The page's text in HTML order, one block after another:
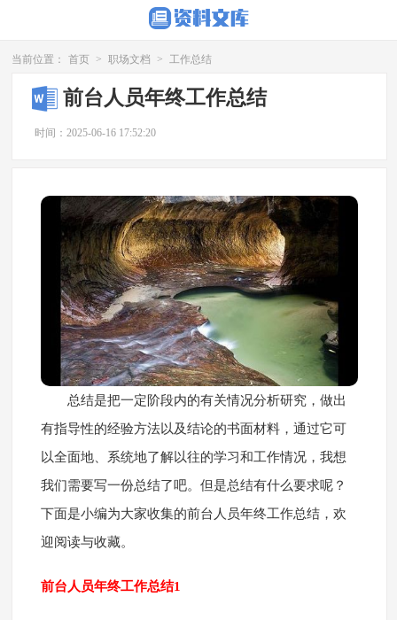
当前位置： 首页 > 职场文档 > 工作总结
前台人员年终工作总结
时间：2025-06-16 17:52:20
总结是把一定阶段内的有关情况分析研究，做出
有指导性的经验方法以及结论的书面材料，通过它可
以全面地、系统地了解以往的学习和工作情况，我想
我们需要写一份总结了吧。但是总结有什么要求呢？
下面是小编为大家收集的前台人员年终工作总结，欢
迎阅读与收藏。
前台人员年终工作总结1